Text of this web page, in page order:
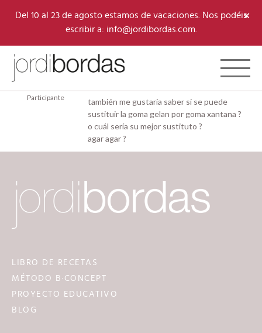
Del 10 al 23 de agosto estamos de vacaciones. Nos podéis
escribir a: info@jordibordas.com.
×
Toggle
20/02/2026 a las 10:01 am
#11845
Yessika Obando
Participante
también me gustaría saber si se puede
sustituir la goma gelan por goma xantana ?
o cuál sería su mejor sustituto ?
agar agar ?
LIBRO DE RECETAS
MÉTODO B·CONCEPT
PROYECTO EDUCATIVO
BLOG